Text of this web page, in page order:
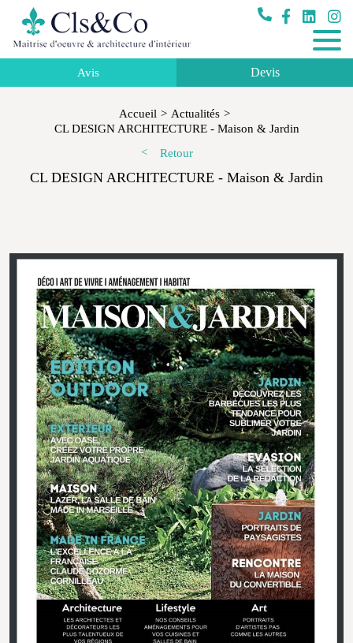
Avis Devis
Accueil
Actualités
CL DESIGN ARCHITECTURE - Maison & Jardin
Retour
CL DESIGN ARCHITECTURE - Maison & Jardin